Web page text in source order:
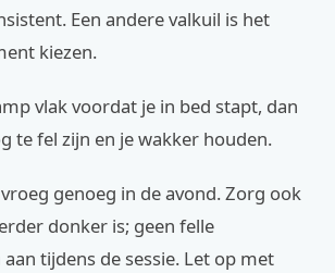
Een andere valkuil is het
kiezen.
vlak voordat je in bed stapt, dan
te fel zijn en je wakker houden.
genoeg in de avond. Zorg ook
donker is; geen felle
tijdens de sessie. Let op met